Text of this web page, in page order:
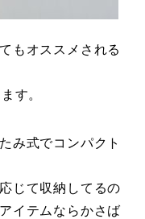
もオススメされる
す。
み式でコンパクト
じて収納してるの
イテムならかさば